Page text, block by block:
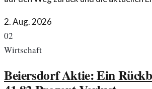
2. Aug. 2026
02
Wirtschaft
Beiersdorf Aktie: Ein